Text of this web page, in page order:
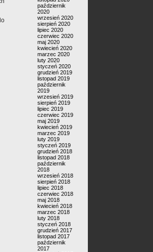
październik
2020
wrzesień 2020
sierpień 2020
lipiec 2020
czerwiec 2020
maj 2020
kwiecień 2020
marzec 2020
luty 2020
styczeń 2020
grudzień 2019
listopad 2019
październik
2019
wrzesień 2019
sierpień 2019
lipiec 2019
czerwiec 2019
maj 2019
kwiecień 2019
marzec 2019
luty 2019
styczeń 2019
grudzień 2018
listopad 2018
październik
2018
wrzesień 2018
sierpień 2018
lipiec 2018
czerwiec 2018
maj 2018
kwiecień 2018
marzec 2018
luty 2018
styczeń 2018
grudzień 2017
listopad 2017
październik
2017